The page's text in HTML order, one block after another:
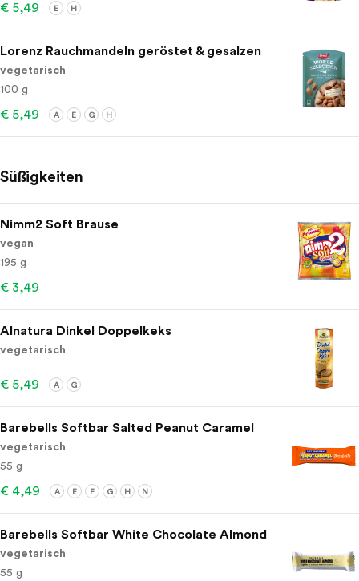
€ 5,49 E H
Lorenz Rauchmandeln geröstet & gesalzen
vegetarisch
100 g
€ 5,49 A E G H
Süßigkeiten
Nimm2 Soft Brause
vegan
195 g
€ 3,49
Alnatura Dinkel Doppelkeks
vegetarisch
€ 5,49 A G
Barebells Softbar Salted Peanut Caramel
vegetarisch
55 g
€ 4,49 A E F G H N
Barebells Softbar White Chocolate Almond
vegetarisch
55 g